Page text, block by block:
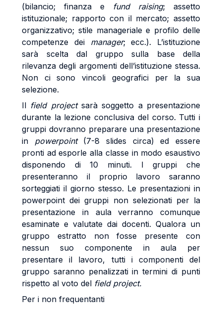
(bilancio; finanza e fund raising; assetto
istituzionale; rapporto con il mercato; assetto
organizzativo; stile manageriale e profilo delle
competenze dei manager; ecc.). L’istituzione
sarà scelta dal gruppo sulla base della
rilevanza degli argomenti dell’istituzione stessa.
Non ci sono vincoli geografici per la sua
selezione.
Il field projectsarà soggetto a presentazione
durante la lezione conclusiva del corso. Tutti i
gruppi dovranno preparare una presentazione
in powerpoint (7-8 slides circa) ed essere
pronti ad esporle alla classe in modo esaustivo
disponendo di 10 minuti. I gruppi che
presenteranno il proprio lavoro saranno
sorteggiati il giorno stesso. Le presentazioni in
powerpoint dei gruppi non selezionati per la
presentazione in aula verranno comunque
esaminate e valutate dai docenti. Qualora un
gruppo estratto non fosse presente con
nessun suo componente in aula per
presentare il lavoro, tutti i componenti del
gruppo saranno penalizzati in termini di punti
rispetto al voto del field project.
Per i non frequentanti